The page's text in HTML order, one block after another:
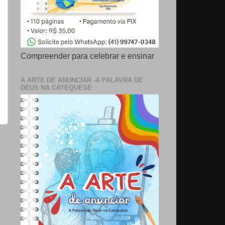
Compreender para celebrar e ensinar
A ARTE DE ANUNCIAR -A PALAVRA DE
DEUS NA CATEQUESE